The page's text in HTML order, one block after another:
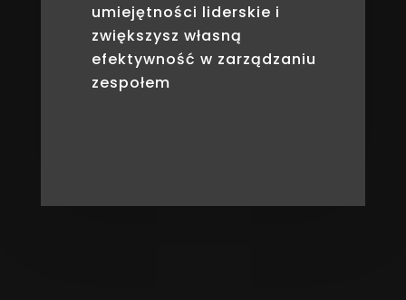
umiejętności liderskie i
zwiększysz własną
efektywność w zarządzaniu
zespołem